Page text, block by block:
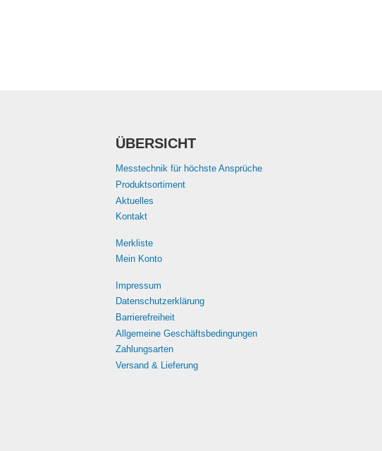
ÜBERSICHT
Messtechnik für höchste Ansprüche
Produktsortiment
Aktuelles
Kontakt
Merkliste
Mein Konto
Impressum
Datenschutzerklärung
Barrierefreiheit
Allgemeine Geschäftsbedingungen
Zahlungsarten
Versand & Lieferung